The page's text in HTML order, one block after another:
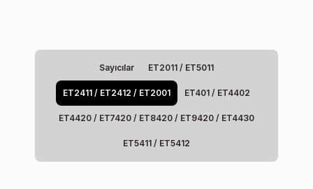
Sayıcılar ET2011 / ET5011
ET2411 / ET2412 / ET2001 ET401 / ET4402
ET4420 / ET7420 / ET8420 / ET9420 / ET4430
ET5411 / ET5412